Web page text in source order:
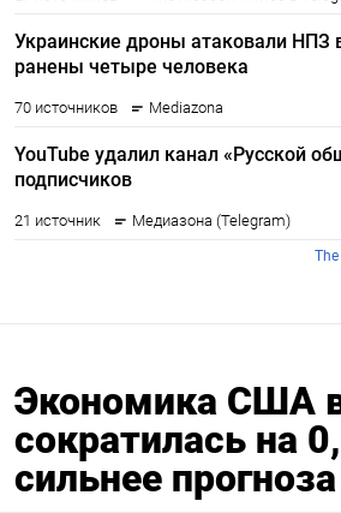
Экономика США
сократилась на
сильнее прогноза